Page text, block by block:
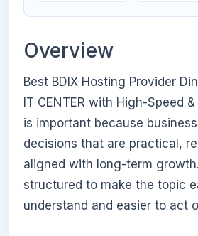
Overview
Best BDIX Hosting Provider
IT CENTER with High-Speed
is important because
decisions that are practical,
aligned with long-term
structured to make the topic
understand and easier to act